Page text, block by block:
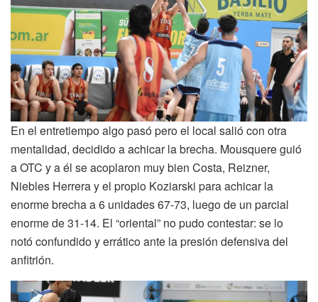
En el entretiempo algo pasó pero el local salió con otra
mentalidad, decidido a achicar la brecha. Mousquere guió
a OTC y a él se acoplaron muy bien Costa, Reizner,
Niebles Herrera y el propio Koziarski para achicar la
enorme brecha a 6 unidades 67-73, luego de un parcial
enorme de 31-14. El “oriental” no pudo contestar: se lo
notó confundido y errático ante la presión defensiva del
anfitrión.